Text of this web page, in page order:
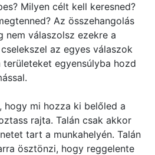
Milyen célt kell keresned?
Az összehangolás
nem válaszolsz ezekre a
az egyes válaszok
egyensúlyba hozd
hogy mi hozza ki belőled a
rajta. Talán csak akkor
tart a munkahelyén. Talán
ösztönzi, hogy reggelente